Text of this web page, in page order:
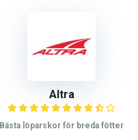
Altra
Bästa löparskor för breda fötter